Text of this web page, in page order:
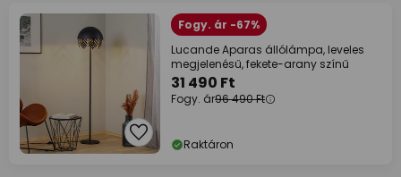
Fogy. ár -67%
Lucande Aparas állólámpa, leveles
megjelenésű, fekete-arany színű
31 490 Ft
Fogy. ár96 490 Ft
Raktáron